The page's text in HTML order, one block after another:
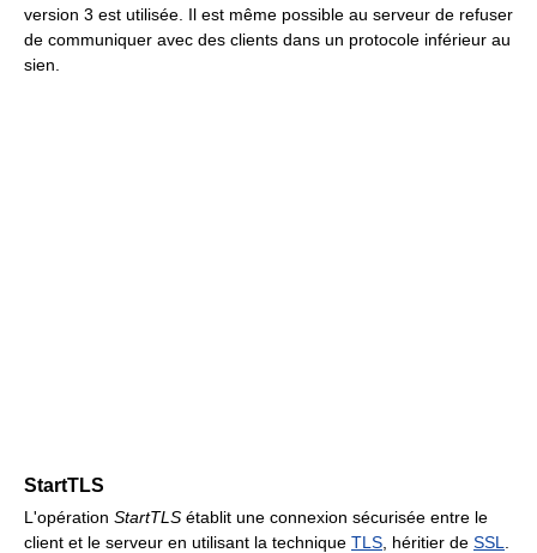
version 3 est utilisée. Il est même possible au serveur de refuser
de communiquer avec des clients dans un protocole inférieur au
sien.
StartTLS
L'opération StartTLS établit une connexion sécurisée entre le
client et le serveur en utilisant la technique TLS , héritier de SSL